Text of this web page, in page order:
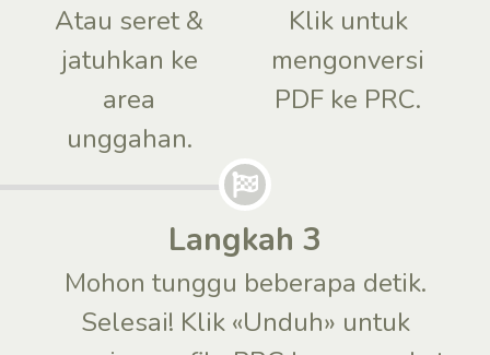
Atau seret &
jatuhkan ke
area
unggahan.
Klik untuk
mengonversi
PDF ke PRC.
Langkah 3
Mohon tunggu beberapa detik.
Selesai! Klik «Unduh» untuk